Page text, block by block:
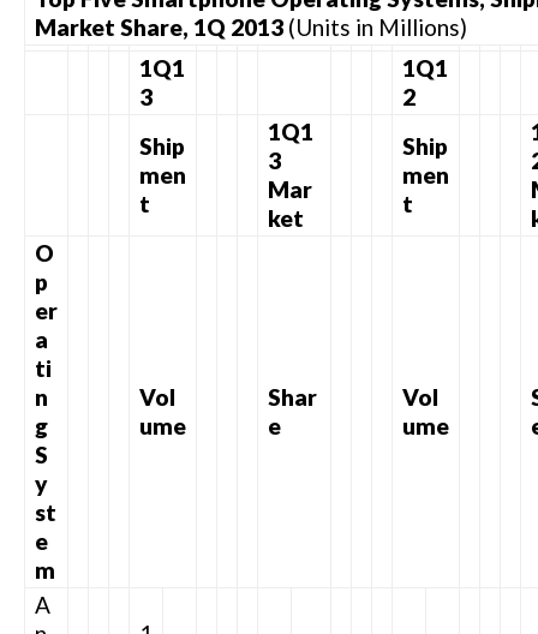
Market Share, 1Q 2013 (Units in Millions)
1Q1
3
1Q1
2
Ship
men
t
1Q1
3
Mar
ket
Ship
men
t
O
p
er
a
ti
n
g
S
y
st
e
m
Vol
ume
Shar
e
Vol
ume
A